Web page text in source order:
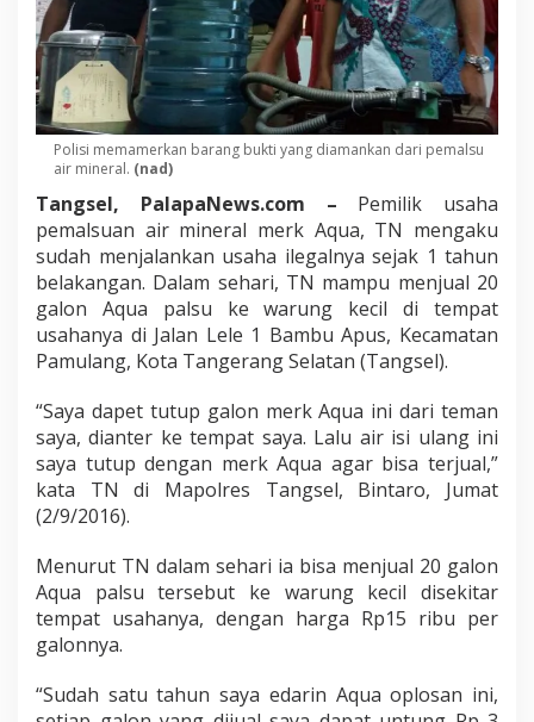
Polisi memamerkan barang bukti yang diamankan dari pemalsu
air mineral. (nad)
Tangsel, PalapaNews.com – Pemilik usaha
pemalsuan air mineral merk Aqua, TN mengaku
sudah menjalankan usaha ilegalnya sejak 1 tahun
belakangan. Dalam sehari, TN mampu menjual 20
galon Aqua palsu ke warung kecil di tempat
usahanya di Jalan Lele 1 Bambu Apus, Kecamatan
Pamulang, Kota Tangerang Selatan (Tangsel).
“Saya dapet tutup galon merk Aqua ini dari teman
saya, dianter ke tempat saya. Lalu air isi ulang ini
saya tutup dengan merk Aqua agar bisa terjual,”
kata TN di Mapolres Tangsel, Bintaro, Jumat
(2/9/2016).
Menurut TN dalam sehari ia bisa menjual 20 galon
Aqua palsu tersebut ke warung kecil disekitar
tempat usahanya, dengan harga Rp15 ribu per
galonnya.
“Sudah satu tahun saya edarin Aqua oplosan ini,